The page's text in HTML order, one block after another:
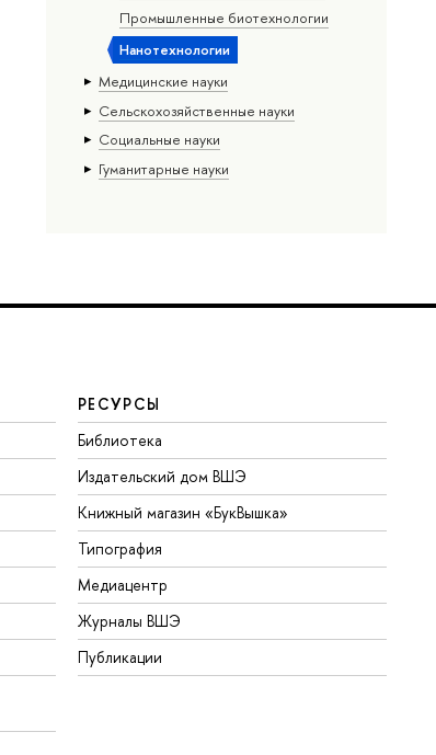
Промышленные биотехнологии
Нанотехнологии
Медицинские науки
Сельскохозяйственные науки
Социальные науки
Гуманитарные науки
РЕСУРСЫ
Библиотека
Издательский дом ВШЭ
Книжный магазин «БукВышка»
Типография
Медиацентр
Журналы ВШЭ
Публикации